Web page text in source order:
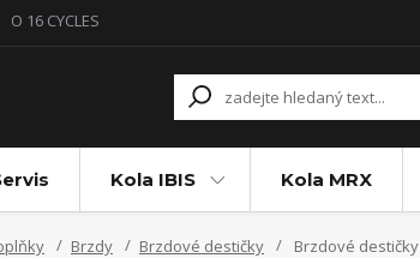
O 16 CYCLES
Kola IBIS Kola MRX
Brzdy Brzdové destičky Brzdové